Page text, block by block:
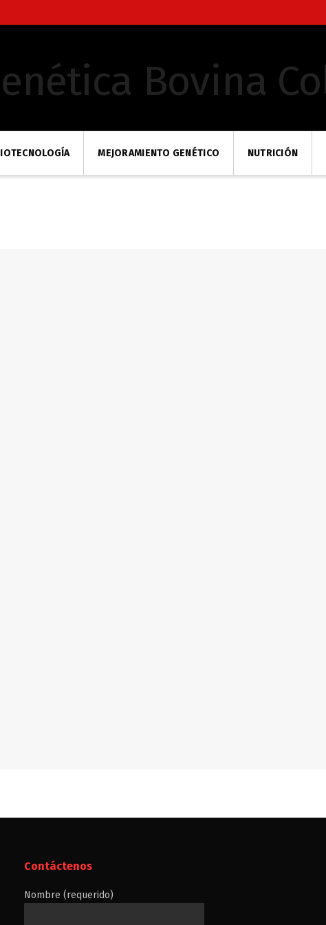
MEJORAMIENTO GENÉTICO NUTRICIÓN
Contáctenos
Nombre (requerido)